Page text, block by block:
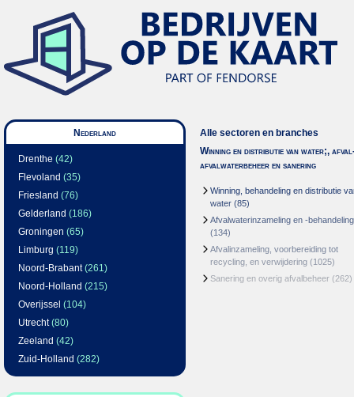
Nederland
Drenthe (42)
Flevoland (35)
Friesland (76)
Gelderland (186)
Groningen (65)
Limburg (119)
Noord-Brabant(261)
Noord-Holland (215)
Overijssel (104)
Utrecht(80)
Zeeland (42)
Zuid-Holland (282)
Alle sectoren en branches
Winning en distributie van water;,
afvalwaterbeheer en sanering
Winning, behandeling en distributie
water (85)
Afvalwaterinzameling en -behandeling
(134)
Afvalinzameling, voorbereiding tot
recycling, en verwijdering (1025)
Sanering en overig afvalbeheer (262)